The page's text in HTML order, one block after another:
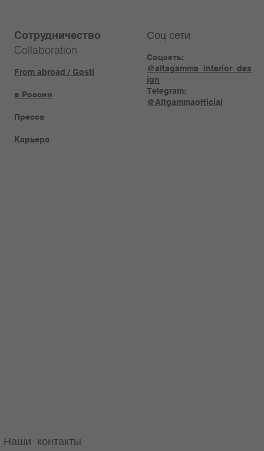
Сотрудничество
Collaboration
From abroad / Gosti
в России
Пресса
Карьера
Наши контакты
Соц сети
Соцсеть:
@altagamma_interior_des
ign
Telegram:
@Altgammaofficial